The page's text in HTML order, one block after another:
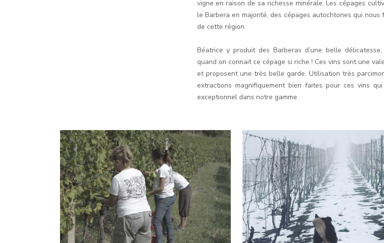
vigne en raison de sa richesse minérale. Les cépages
le Barbera en majorité, des cépages autochtones qui
de cette région.
Béatrice y produit des Barberas d’une belle
quand on connait ce cépage si riche ! Ces vins sont une
et proposent une très belle garde. Utilisation très
extractions magnifiquement bien faites pour ces vins
exceptionnel dans notre gamme.
MANUAL
HARVEST
WINTER
VIGNALE